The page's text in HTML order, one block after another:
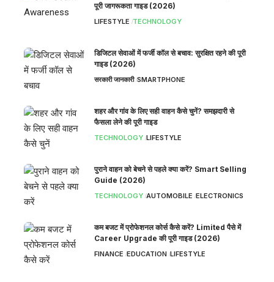
पूरी जागरूकता गाइड (2026)
LIFESTYLE TECHNOLOGY
डिजिटल सेवाओं में फर्जी कॉल से बचाव: सुरक्षित रहने की पूरी
गाइड (2026)
सरकारी जानकारी SMARTPHONE
शहर और गांव के लिए सही वाहन कैसे चुनें? समझदारी से
फैसला लेने की पूरी गाइड
TECHNOLOGY LIFESTYLE
पुराने वाहन को बेचने से पहले क्या करें? Smart Selling
Guide (2026)
TECHNOLOGY AUTOMOBILE ELECTRONICS
कम बजट में प्रोफेशनल कोर्स कैसे करें? Limited पैसे में
Career Upgrade की पूरी गाइड (2026)
FINANCE EDUCATION LIFESTYLE